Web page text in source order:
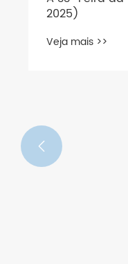
2025)
Veja mais >>
